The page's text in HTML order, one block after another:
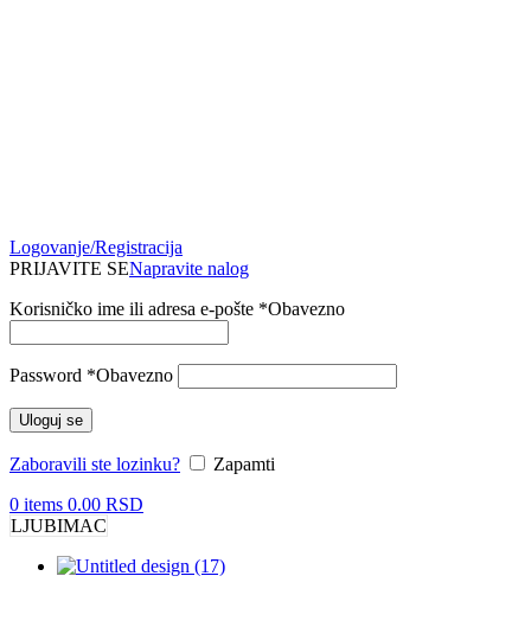
Logovanje/Registracija
PRIJAVITE SENapravite nalog
Korisničko ime ili adresa e-pošte *Obavezno
Password *Obavezno
Uloguj se
Zaboravili ste lozinku?
Zapamti
0 items 0.00 RSD
LJUBIMAC